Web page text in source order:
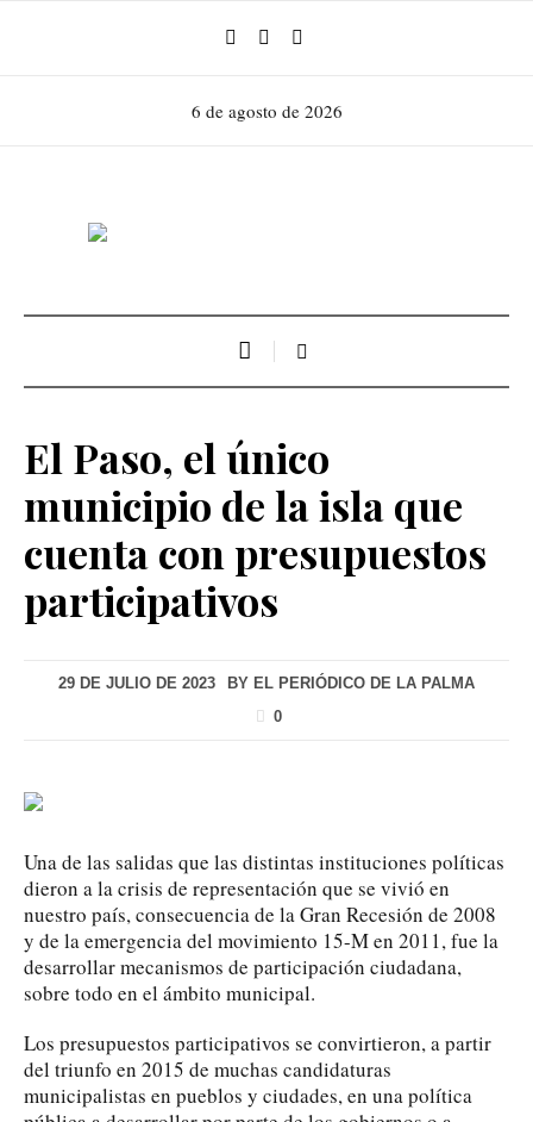
6 de agosto de 2026
El Paso, el único
municipio de la isla que
cuenta con presupuestos
participativos
29 DE JULIO DE 2023 BY EL PERIÓDICO DE LA PALMA
0
Una de las salidas que las distintas instituciones políticas
dieron a la crisis de representación que se vivió en
nuestro país, consecuencia de la Gran Recesión de 2008
y de la emergencia del movimiento 15-M en 2011, fue la
desarrollar mecanismos de participación ciudadana,
sobre todo en el ámbito municipal.
Los presupuestos participativos se convirtieron, a partir
del triunfo en 2015 de muchas candidaturas
municipalistas en pueblos y ciudades, en una política